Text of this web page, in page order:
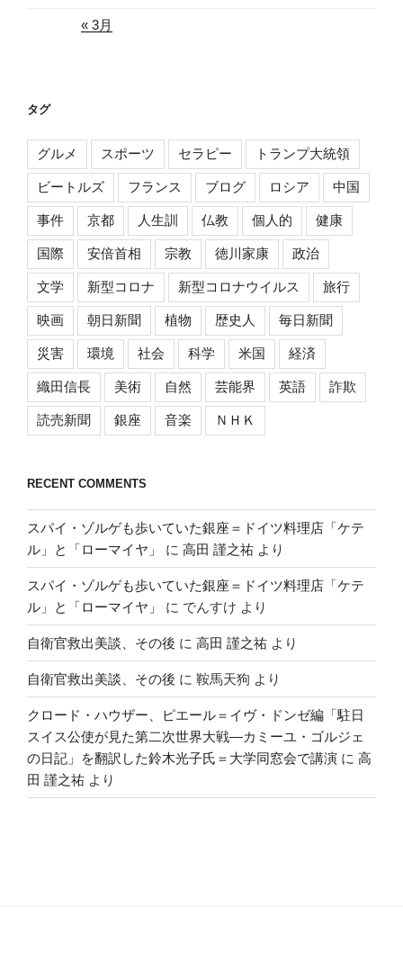
« 3月
タグ
グルメ スポーツ セラピー トランプ大統領
ビートルズ フランス ブログ ロシア 中国
事件 京都 人生訓 仏教 個人的 健康
国際 安倍首相 宗教 徳川家康 政治
文学 新型コロナ 新型コロナウイルス 旅行
映画 朝日新聞 植物 歴史人 毎日新聞
災害 環境 社会 科学 米国 経済
織田信長 美術 自然 芸能界 英語 詐欺
読売新聞 銀座 音楽 ＮＨＫ
RECENT COMMENTS
スパイ・ゾルゲも歩いていた銀座＝ドイツ料理店「ケテ
ル」と「ローマイヤ」
に 高田 謹之祐 より
スパイ・ゾルゲも歩いていた銀座＝ドイツ料理店「ケテ
ル」と「ローマイヤ」
に でんすけ より
自衛官救出美談、その後 に 高田 謹之祐 より
自衛官救出美談、その後 に 鞍馬天狗 より
クロード・ハウザー、ピエール＝イヴ・ドンゼ編「駐日
スイス公使が見た第二次世界大戦―カミーユ・ゴルジェ
の日記」を翻訳した鈴木光子氏＝大学同窓会で講演 に 高
田 謹之祐 より